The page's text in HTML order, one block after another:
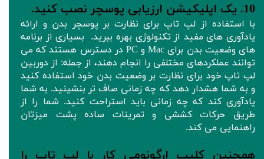
10. یک اپلیکیشن ارزیابی پوسچر نصب کنید.
با استفاده از لپ تاپ برای نظارت بر پوسچر بدن و ارائه
یادآوری های مفید از تکنولوژی بهره ببرید. بسیاری از برنامه
های وضعیت بدن برای Mac و PC در دسترس هستند که می
توانند عملکردهای مختلفی را انجام دهند، از جمله: از دوربین
لپ تاپ خود برای نظارت بر وضعیت بدن خود استفاده کنید
و به شما هشدار دهد که چه زمانی صاف تر بنشینید. به شما
یادآوری کند که چه زمانی باید استراحت کنید. شما را از
طریق حرکات کششی و تمرینات ساده پشت میزتان
راهنمایی می کند.
همچنین کلیپ ارگونومی کار با لپ تاپ را